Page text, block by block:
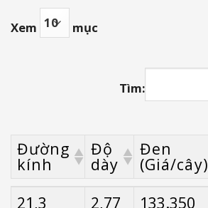
Xem mục
Tìm:
Đường
kính
Độ
dày
Đen
(Giá/cây)
Đường
Độ Đen
21,3 2,77 133.350